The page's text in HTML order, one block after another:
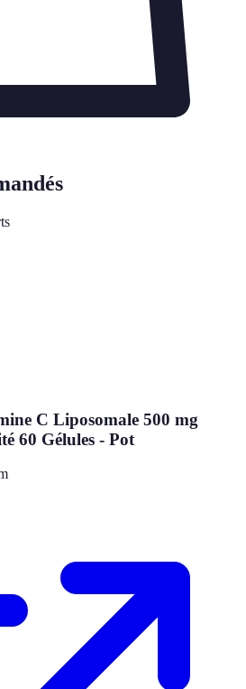
C Liposomale 500 mg
60 Gélules - Pot